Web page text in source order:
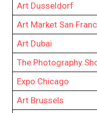
Art Dusseldorf
Art Market San
Art Dubai
The Photography
Expo Chicago
Art Brussels